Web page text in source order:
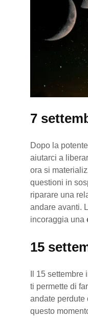
7
Dopo la
aiutarci a
ora si
questioni in
riparare una
andare avanti.
incoraggia una
15
Il 15
ti permette di
andate perdute
questo